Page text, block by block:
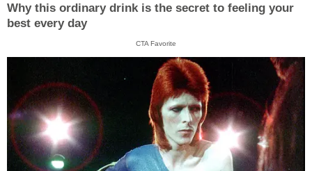
Why this ordinary drink is the secret to feeling your
best every day
CTA Favorite